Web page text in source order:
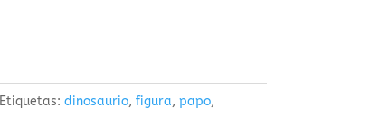
Etiquetas:dinosaurio,figura,papo,